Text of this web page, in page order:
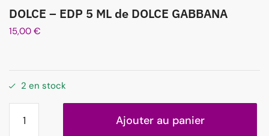
DOLCE – EDP 5 ML de DOLCE GABBANA
15,00 €
2 en stock
Ajouter au panier